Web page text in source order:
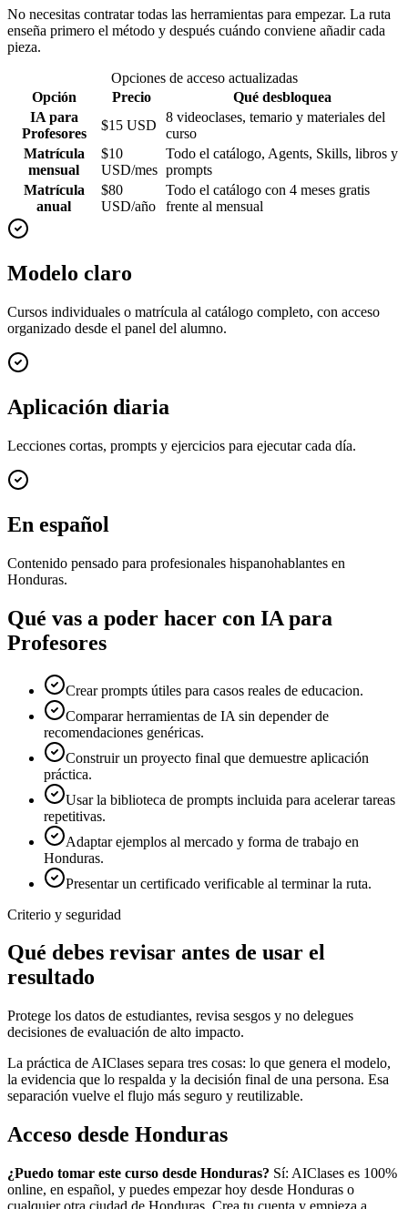
No necesitas contratar todas las herramientas para empezar. La ruta
enseña primero el método y después cuándo conviene añadir cada
pieza.
Opciones de acceso actualizadas
Opción
Precio
Qué desbloquea
IA para
Profesores
$15 USD
8 videoclases, temario y materiales del
curso
Matrícula
mensual
$10
USD/mes
Todo el catálogo, Agents, Skills, libros y
prompts
Matrícula
anual
$80
USD/año
Todo el catálogo con 4 meses gratis
frente al mensual
Modelo claro
Cursos individuales o matrícula al catálogo completo, con acceso
organizado desde el panel del alumno.
Aplicación diaria
Lecciones cortas, prompts y ejercicios para ejecutar cada día.
En español
Contenido pensado para profesionales hispanohablantes en
Honduras.
Qué vas a poder hacer con IA para
Profesores
Crear prompts útiles para casos reales de educacion.
Comparar herramientas de IA sin depender de
recomendaciones genéricas.
Construir un proyecto final que demuestre aplicación
práctica.
Usar la biblioteca de prompts incluida para acelerar tareas
repetitivas.
Adaptar ejemplos al mercado y forma de trabajo en
Honduras.
Presentar un certificado verificable al terminar la ruta.
Criterio y seguridad
Qué debes revisar antes de usar el
resultado
Protege los datos de estudiantes, revisa sesgos y no delegues
decisiones de evaluación de alto impacto.
La práctica de AIClases separa tres cosas: lo que genera el modelo,
la evidencia que lo respalda y la decisión final de una persona. Esa
separación vuelve el flujo más seguro y reutilizable.
Acceso desde Honduras
¿Puedo tomar este curso desde Honduras? Sí: AIClases es 100%
online, en español, y puedes empezar hoy desde Honduras o